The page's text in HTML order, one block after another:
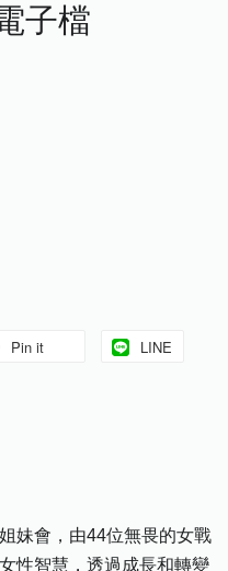
子檔
Pin it LINE
妹會，由44位無畏的女戰
性智慧，透過成長和轉變